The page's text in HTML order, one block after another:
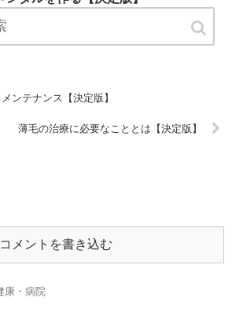
す。 ぜひ訪問して役立ててください！ URL:
ンテナンス【決定版】
薄毛の治療に必要なこととは【決定版】
コメントを書き込む
康・病院